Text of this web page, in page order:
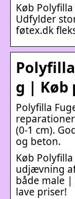
Køb
Udfylder
føtex.dk
g | Køb
Polyfilla
(0-1 cm).
og beton.
Køb
udjævning
både male |
lave priser!